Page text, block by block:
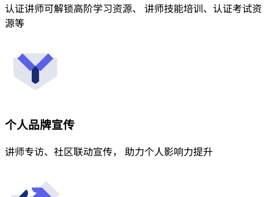
认证讲师可解锁高阶学习资源、 讲师技能培训、认证考试资
源等
个人品牌宣传
讲师专访、社区联动宣传， 助力个人影响力提升